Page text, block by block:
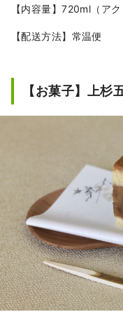
【内容量】720ml（ア
【配送方法】常温便
【お菓子】上杉